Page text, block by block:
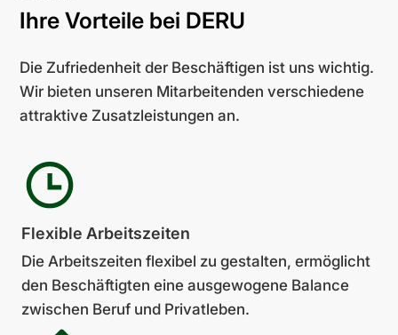
Ihre Vorteile bei DERU
Die Zufriedenheit der Beschäftigen ist uns wichtig.
Wir bieten unseren Mitarbeitenden verschiedene
attraktive Zusatzleistungen an.
Flexible Arbeits­zeiten
Die Arbeitszeiten flexibel zu gestalten, ermöglicht
den Beschäftigten eine aus­ge­wogene Balance
zwischen Beruf und Privatleben.